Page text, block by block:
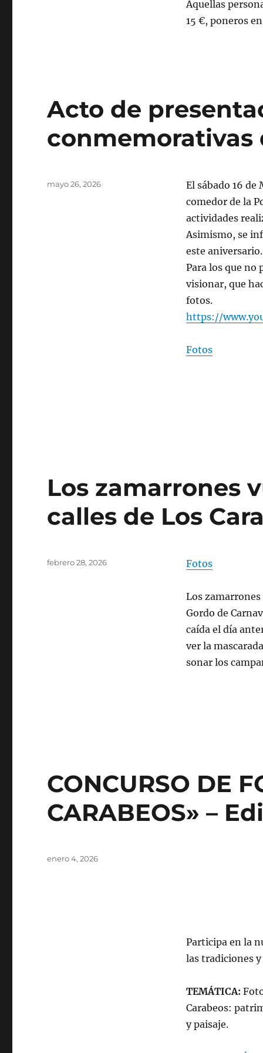
Aquellas
15 €, poneros
Acto de
conmemorativas
El sábado 16
comedor de la
actividades
Asimismo, se
este aniversario.
Para los que no
visionar, que
fotos.
https://
Fotos
Publicado
mayo 26, 2026
Los zamarrones
calles de Los
Fotos
Los
Gordo de
caída el día
ver la
sonar los
Publicado
febrero 28, 2026
CONCURSO DE
CARABEOS» –
Participa en la
las tradiciones
TEMÁTICA:
Carabeos:
y paisaje.
Publicado
enero 4, 2026